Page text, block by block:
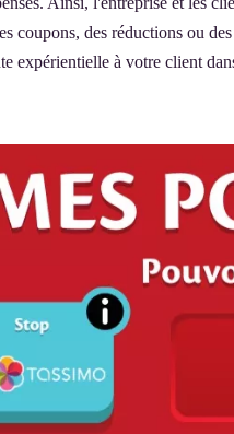
coupons, des réductions ou
expérientielle à votre client